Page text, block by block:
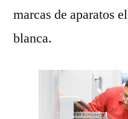
marcas de aparatos
blanca.